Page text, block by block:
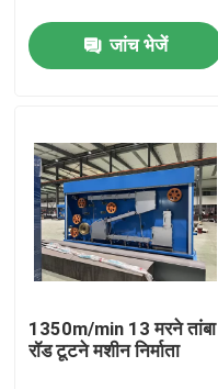
कारखाने का दौरा
हमसे संपर्क करें
एक उद्धरण का अनुरोध करें
जांच भेजें
1350m/min 13 मरने तांबा
रॉड टूटने मशीन निर्माता